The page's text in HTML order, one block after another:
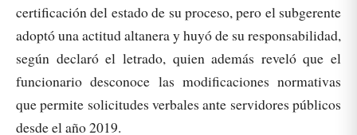
certificación del estado de su proceso, pero el subgerente
adoptó una actitud altanera y huyó de su responsabilidad,
según declaró el letrado, quien además reveló que el
funcionario desconoce las modificaciones normativas
que permite solicitudes verbales ante servidores públicos
desde el año 2019.